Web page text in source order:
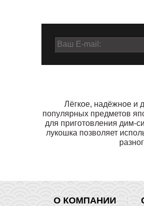
Лёгкое, надёжное и
популярных предметов
для приготовления дим-
лукошка позволяет
О КОМПАНИИ